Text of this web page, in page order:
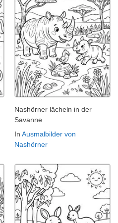
Nashörner lächeln in der
Savanne
In Ausmalbilder von
Nashörner